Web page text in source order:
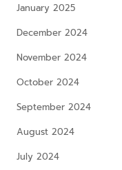
January 2025
December 2024
November 2024
October 2024
September 2024
August 2024
July 2024